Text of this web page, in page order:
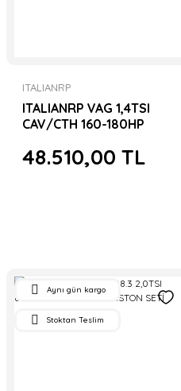
ITALIANRP
ITALIANRP VAG 1,4TSI
CAV/CTH 160-180HP
KOL SETİ
48.510,00 TL
Aynı gün kargo
Stoktan Teslim